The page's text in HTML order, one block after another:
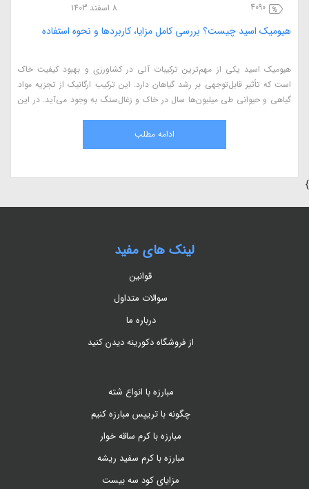
4090 8 اسفند 1403
هیومیک اسید چیست؟ بررسی کامل مزایا، کاربردها و نحوه استفاده
هیومیک اسید یکی از مهم‌ترین ترکیبات آلی در کشاورزی و بهبود کیفیت خاک
است که تأثیر قابل‌توجهی بر رشد گیاهان دارد. این ترکیب ارگانیک از تجزیه مواد
گیاهی و حیوانی طی میلیون‌ها سال در خاک و زغال‌سنگ به وجود می‌آید. در این
طبیعی و اثرات آن بر گیاهان می‌پردازیم.ادامه مطلب
}
لینک های مفید
قوانین
سوالات متداول
درباره ما
از فروشگاه دکورینه دیدن کنید
مبارزه با انواع شته
چگونه با تریپس مبارزه کنیم
مبارزه با کرم ساقه خوار
مبارزه با کرم سفید ریشه
مزایای کود سه بیست